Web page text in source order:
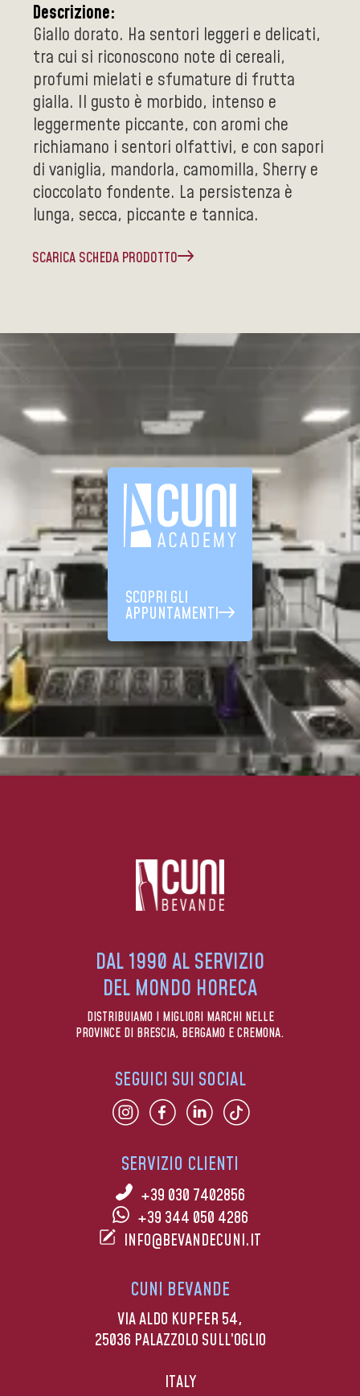
Descrizione:
Giallo dorato. Ha sentori leggeri e delicati,
tra cui si riconoscono note di cereali,
profumi mielati e sfumature di frutta
gialla. Il gusto è morbido, intenso e
leggermente piccante, con aromi che
richiamano i sentori olfattivi, e con sapori
di vaniglia, mandorla, camomilla, Sherry e
cioccolato fondente. La persistenza è
lunga, secca, piccante e tannica.
SCARICA SCHEDA PRODOTTO
SCOPRI GLI
APPUNTAMENTI
DAL 1990 AL SERVIZIO
DEL MONDO HORECA
DISTRIBUIAMO I MIGLIORI MARCHI NELLE
PROVINCE DI BRESCIA, BERGAMO E CREMONA.
SERVIZIO CLIENTI
+39 030 7402856
+39 344 050 4286
INFO@BEVANDECUNI.IT
CUNI BEVANDE
VIA ALDO KUPFER 54,
25036 PALAZZOLO SULL’OGLIO
ITALY
SEGUICI SUI SOCIAL